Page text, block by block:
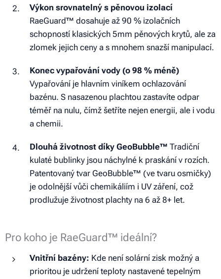
Výkon srovnatelný s pěnovou izolací
RaeGuard™ dosahuje až 90 % izolačních
schopností klasických 5mm pěnových krytů, ale za
zlomek jejich ceny a s mnohem snazší manipulací.
Konec vypařování vody (o 98 % méně)
Vypařování je hlavním viníkem ochlazování
bazénu. S nasazenou plachtou zastavíte odpar
téměř na nulu, čímž šetříte nejen energii, ale i vodu
a chemii.
Dlouhá životnost díky GeoBubble™ Tradiční
kulaté bublinky jsou náchylné k praskání v rozích.
Patentovaný tvar GeoBubble™ (ve tvaru osmičky)
je odolnější vůči chemikáliím i UV záření, což
prodlužuje životnost plachty na 6 až 8+ let.
Pro koho je RaeGuard™ ideální?
Vnitřní bazény: Kde není solární zisk možný a
prioritou je udržení teploty nastavené tepelným